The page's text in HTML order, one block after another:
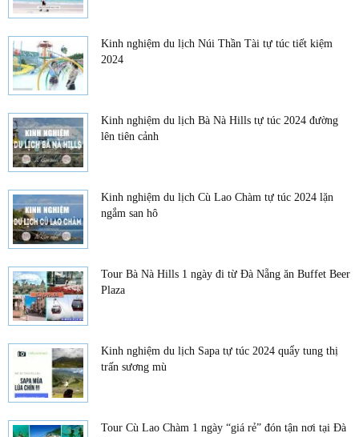
Kinh nghiệm du lịch Núi Thần Tài tự túc tiết kiệm
2024
Kinh nghiệm du lịch Bà Nà Hills tự túc 2024 đường
lên tiên cảnh
Kinh nghiệm du lịch Cù Lao Chàm tự túc 2024 lặn
ngắm san hô
Tour Bà Nà Hills 1 ngày đi từ Đà Nẵng ăn Buffet Beer
Plaza
Kinh nghiệm du lịch Sapa tự túc 2024 quẩy tung thị
trấn sương mù
Tour Cù Lao Chàm 1 ngày “giá rẻ” đón tận nơi tại Đà